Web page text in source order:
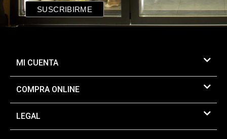
MI CUENTA
COMPRA ONLINE
LEGAL